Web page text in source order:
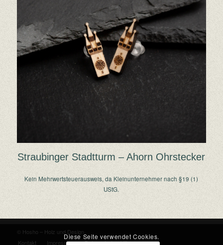
Straubinger Stadtturm – Ahorn Ohrstecker
Kein Mehrwertsteuerausweis, da Kleinunternehmer nach §19 (1)
UStG.
© Hosho – Holz und Design
Kontakt
Impressum Datenschutzerklärung
Diese Seite verwendet Cookies.